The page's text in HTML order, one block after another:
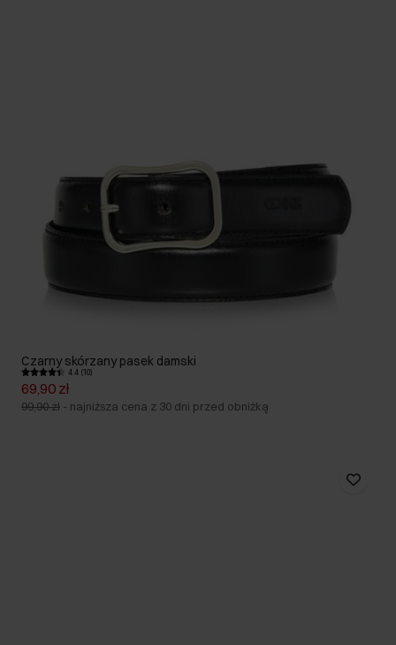
Czarny skórzany pasek damski
4.4 (10)
69,90 zł
99,90 zł - najniższa cena z 30 dni przed obniżką